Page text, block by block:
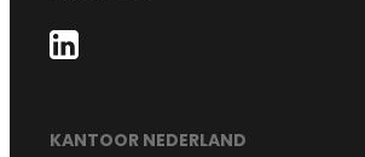
KANTOOR NEDERLAND